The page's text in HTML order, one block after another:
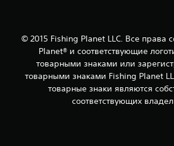
© 2015 Fishing Planet LLC. Все права
Planet® и соответствующие
товарными знаками или
товарными знаками Fishing Planet
товарные знаки являются
соответствующих